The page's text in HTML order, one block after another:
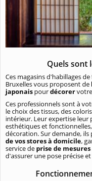
Quels sont
Ces magasins d'habillages
Bruxelles vous proposent de
japonais pourdécorer
Ces professionnels sont à
le choix des tissus, des
intérieur. Leur expertise
esthétiques et
décoration. Sur demande,
de vos stores à domicile,
service de prise de mesures
d'assurer une pose précise